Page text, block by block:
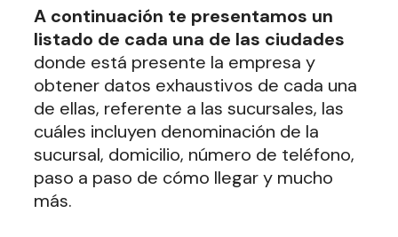
A continuación te presentamos un
listado de cada una de las ciudades
donde está presente la empresa y
obtener datos exhaustivos de cada una
de ellas, referente a las sucursales, las
cuáles incluyen denominación de la
sucursal, domicilio, número de teléfono,
paso a paso de cómo llegar y mucho
más.